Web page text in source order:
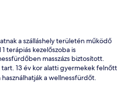
a szálláshely területén működő
terápiás kezelőszoba is
masszázs biztosított.
13 év kor alatti gyermekek felnőtt
a wellnessfürdőt.